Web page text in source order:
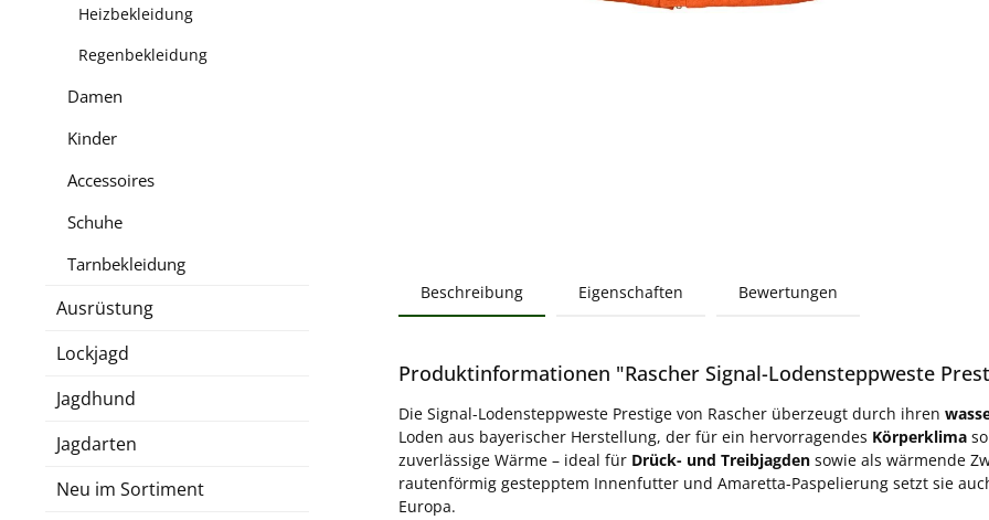
Heizbekleidung
Regenbekleidung
Damen
Kinder
Accessoires
Schuhe
Tarnbekleidung
Ausrüstung
Lockjagd
Jagdhund
Jagdarten
Neu im Sortiment
Beschreibung Eigenschaften Bewertungen
Produktinformationen "Rascher Signal-Lodensteppweste
Die Signal-Lodensteppweste Prestige von Rascher überzeugt durch ihren
Loden aus bayerischer Herstellung, der für ein hervorragendes Körperklima
zuverlässige Wärme – ideal für Drück- und Treibjagden sowie als wärmende
rautenförmig gestepptem Innenfutter und Amaretta-Paspelierung setzt sie
Europa.